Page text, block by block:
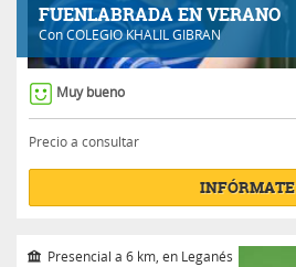
FUENLABRADA EN VERANO
ConCOLEGIO KHALIL GIBRAN
Muy bueno
Precio a consultar
INFÓRMATE
Presencial a 6 km, en Leganés